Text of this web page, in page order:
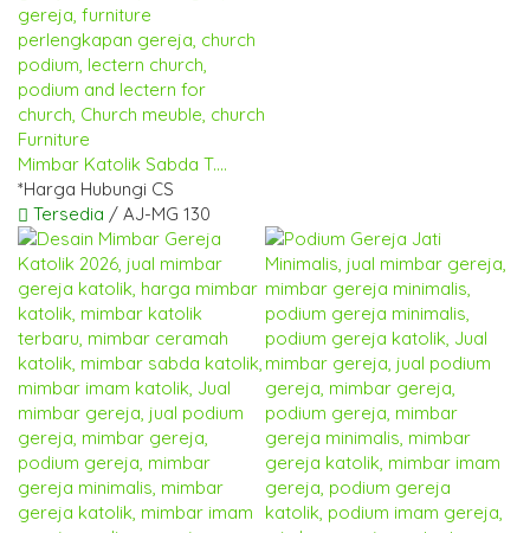
Mimbar Katolik Sabda T....
*Harga Hubungi CS
Tersedia / AJ-MG 130